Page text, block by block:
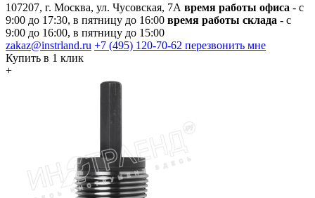
107207, г. Москва, ул. Чусовская, 7А время работы офиса - с
9:00 до 17:30, в пятницу до 16:00 время работы склада - с
9:00 до 16:00, в пятницу до 15:00
zakaz@instrland.ru +7 (495) 120-70-62 перезвонить мне
Купить в 1 клик
+